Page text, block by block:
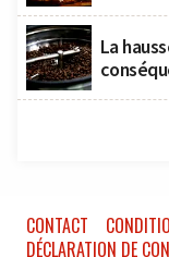
La
CONTACT
DÉCLARATION DE